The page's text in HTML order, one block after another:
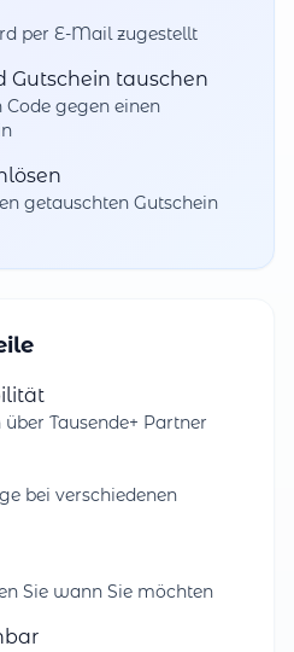
per E-Mail zugestellt
Gutschein tauschen
Code gegen einen
getauschten Gutschein
Tausende+ Partner
bei verschiedenen
Sie wann Sie möchten